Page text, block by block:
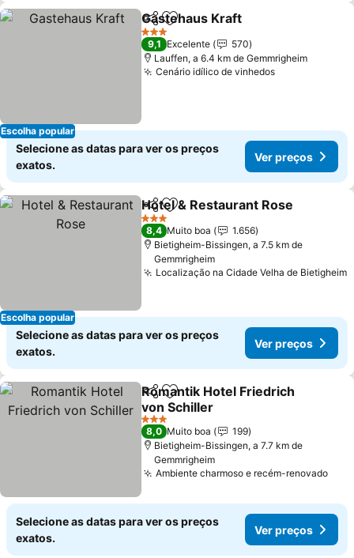
Escolha popular
PartilharAdicionar aos favoritos
Gastehaus Kraft
3 Estrelas
9,1 Excelente
570
Lauffen, a 6.4 km de Gemmrigheim
Cenário idílico de vinhedos
Selecione as datas para ver os preços
exatos.
Ver preços
Escolha popular
PartilharAdicionar aos favoritos
Hotel & Restaurant Rose
3 Estrelas
8,4 Muito boa
1.656
Bietigheim-Bissingen, a 7.5 km de
Gemmrigheim
Localização na Cidade Velha de Bietigheim
Selecione as datas para ver os preços
exatos.
Ver preços
PartilharAdicionar aos favoritos
Romantik Hotel Friedrich
von Schiller
3 Estrelas
8,0 Muito boa
199
Bietigheim-Bissingen, a 7.7 km de
Gemmrigheim
Ambiente charmoso e recém-renovado
Selecione as datas para ver os preços
exatos.
Ver preços